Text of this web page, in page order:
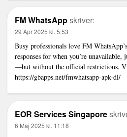
FM WhatsAppskriver:
29 Apr 2025 kl. 5:53
Busy professionals love FM
responses for when you’re
—but without the official restrictions.
https://gbapps.net/fmwhatsapp-apk-dl/
EOR Services Singapore
6 Maj 2025 kl. 11:18